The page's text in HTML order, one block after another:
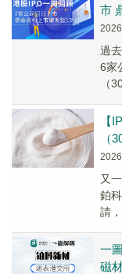
市
過
6家
（
【
（
又
鉑
請
一
磁